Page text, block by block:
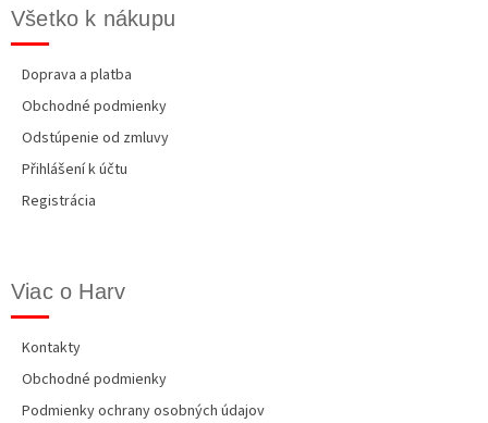
Všetko k nákupu
Doprava a platba
Obchodné podmienky
Odstúpenie od zmluvy
Přihlášení k účtu
Registrácia
Viac o Harv
Kontakty
Obchodné podmienky
Podmienky ochrany osobných údajov